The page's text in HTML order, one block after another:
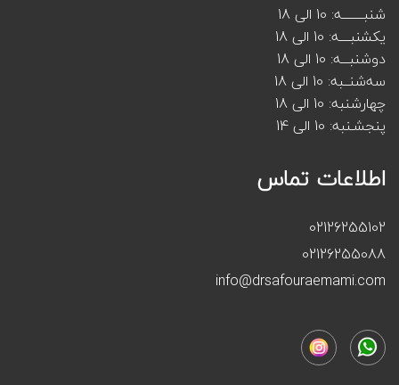
شنبــــــــه: 10 الی 18
یکشنبــــه: 10 الی 18
دوشنبـــه: 10 الی 18
سه‌شنــبه: 10 الی 18
چهارشنبه: 10 الی 18
پنجشـنبه: 10 الی 14
اطلاعات تماس
02126255102
02126255088
info@drsafouraemami.com